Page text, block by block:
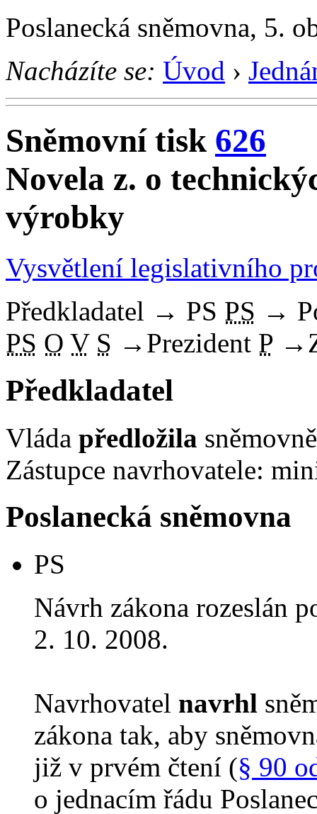
Poslanecká sněmovna, 5.
Nacházíte se: Úvod ›
Sněmovní tisk 626
Novela z. o
výrobky
Vysvětlení legislativního
Předkladatel → PS PS →
PS O V S → Prezident P →
Předkladatel
Vláda předložila
Zástupce navrhovatele:
Poslanecká sněmovna
PS
Návrh zákona rozeslán
2. 10. 2008.
Navrhovatel navrhl
zákona tak, aby
již v prvém čtení (§ 90
o jednacím řádu